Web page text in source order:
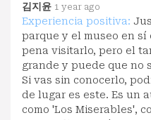
김지윤 1 year ago
Experiencia positiva:
parque y el museo en sí
pena visitarlo, pero el
grande y puede que no
Si vas sin conocerlo,
de lugar es este. Es un
como 'Los Miserables',